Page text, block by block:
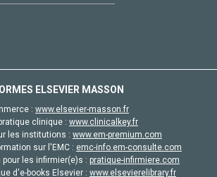
ELSEVIER MASSON
: www.elsevier-masson.fr
clinique : www.clinicalkey.fr
les institutions : www.em-premium.com
sur l'EMC : emc-info.em-consulte.com
pour les infirmier(e)s : pratique-infirmiere.com
d'e-books Elsevier : www.elsevierelibrary.fr